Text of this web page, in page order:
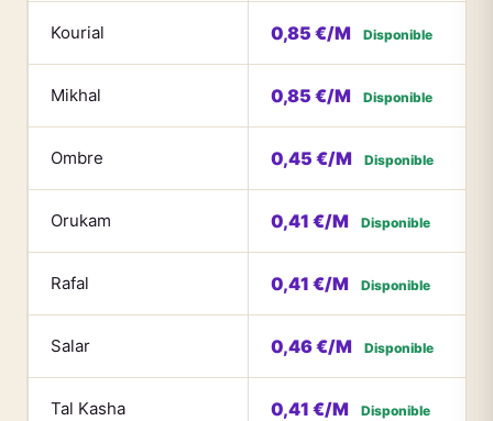
Kourial 0,85 €/M Disponible
Mikhal 0,85 €/M Disponible
Ombre 0,45 €/M Disponible
Orukam 0,41 €/M Disponible
Rafal 0,41 €/M Disponible
Salar 0,46 €/M Disponible
Tal Kasha 0,41 €/M Disponible